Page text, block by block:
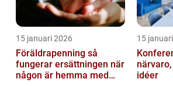
15 januari 2026
Föräldrapenning så
fungerar ersättningen när
någon är hemma med
15
idéer